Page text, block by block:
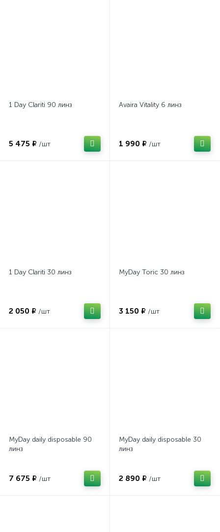
1 Day Clariti 90 линз
5 475 ₽ /шт
Avaira Vitality 6 линз
1 990 ₽ /шт
1 Day Clariti 30 линз
2 050 ₽ /шт
MyDay Toric 30 линз
3 150 ₽ /шт
MyDay daily disposable 90
линз
7 675 ₽ /шт
MyDay daily disposable 30
линз
2 890 ₽ /шт